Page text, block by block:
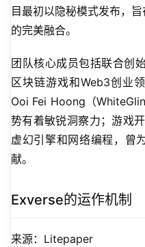
目最初以隐秘模式发布，
的完美融合。
团队核心成员包括联合创
区块链游戏和Web3创业
Ooi Fei Hoong（
势有着敏锐洞察力；游戏
虚幻引擎和网络编程，曾
献。
Exverse的运作机制
来源：Litepaper